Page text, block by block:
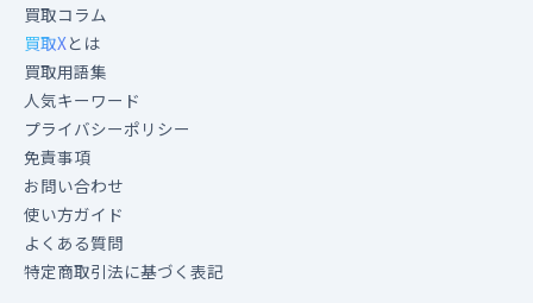
買取コラム
買取Xとは
買取用語集
人気キーワード
プライバシーポリシー
免責事項
お問い合わせ
使い方ガイド
よくある質問
特定商取引法に基づく表記